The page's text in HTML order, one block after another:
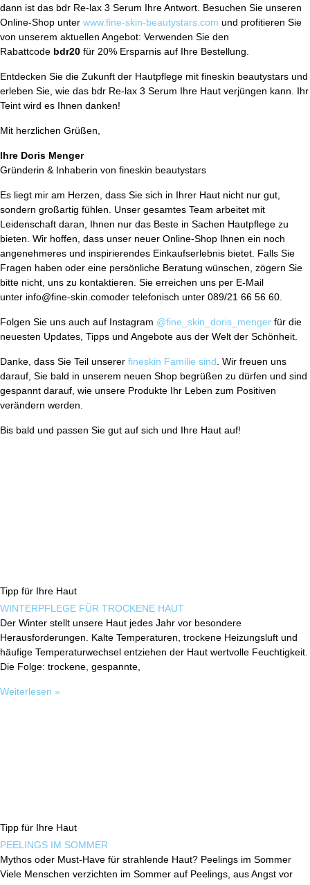
dann ist das bdr Re-lax 3 Serum Ihre Antwort. Besuchen Sie unseren
Online-Shop unter www.fine-skin-beautystars.com und profitieren Sie
von unserem aktuellen Angebot: Verwenden Sie den
Rabattcode bdr20 für 20% Ersparnis auf Ihre Bestellung.
Entdecken Sie die Zukunft der Hautpflege mit fineskin beautystars und
erleben Sie, wie das bdr Re-lax 3 Serum Ihre Haut verjüngen kann. Ihr
Teint wird es Ihnen danken!
Mit herzlichen Grüßen,
Ihre Doris Menger
Gründerin & Inhaberin von fineskin beautystars
Es liegt mir am Herzen, dass Sie sich in Ihrer Haut nicht nur gut,
sondern großartig fühlen. Unser gesamtes Team arbeitet mit
Leidenschaft daran, Ihnen nur das Beste in Sachen Hautpflege zu
bieten. Wir hoffen, dass unser neuer Online-Shop Ihnen ein noch
angenehmeres und inspirierendes Einkaufserlebnis bietet. Falls Sie
Fragen haben oder eine persönliche Beratung wünschen, zögern Sie
bitte nicht, uns zu kontaktieren. Sie erreichen uns per E-Mail
unter info@fine-skin.comoder telefonisch unter 089/21 66 56 60.
Folgen Sie uns auch auf Instagram @fine_skin_doris_menger für die
neuesten Updates, Tipps und Angebote aus der Welt der Schönheit.
Danke, dass Sie Teil unserer fineskin Familie sind. Wir freuen uns
darauf, Sie bald in unserem neuen Shop begrüßen zu dürfen und sind
gespannt darauf, wie unsere Produkte Ihr Leben zum Positiven
verändern werden.
Bis bald und passen Sie gut auf sich und Ihre Haut auf!
Tipp für Ihre Haut
WINTERPFLEGE FÜR TROCKENE HAUT
Der Winter stellt unsere Haut jedes Jahr vor besondere
Herausforderungen. Kalte Temperaturen, trockene Heizungsluft und
häufige Temperaturwechsel entziehen der Haut wertvolle Feuchtigkeit.
Die Folge: trockene, gespannte,
Weiterlesen »
Tipp für Ihre Haut
PEELINGS IM SOMMER
Mythos oder Must-Have für strahlende Haut? Peelings im Sommer
Viele Menschen verzichten im Sommer auf Peelings, aus Angst vor